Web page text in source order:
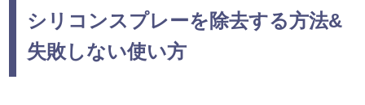
シリコンスプレーを除去する方法&
失敗しない使い方